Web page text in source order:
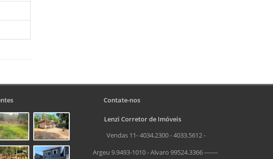
Contate-nos
Lenzi Corretor de Imóveis
Vendas 11- 4034.2300 - 4033.5612 -
Argeu 9.9493-1010 - Alvaro 99524.3366 -------